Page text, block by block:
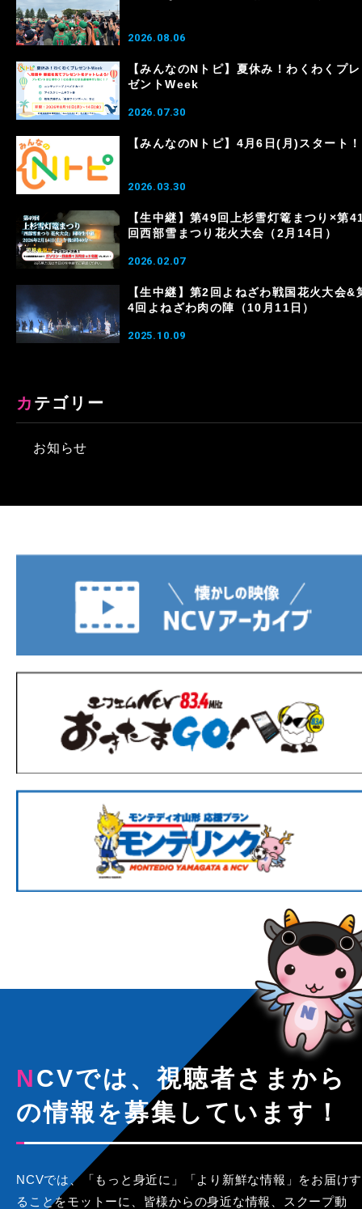
2026.08.06
【みんなのNトピ】夏休み！わくわくプレ
ゼントWeek
2026.07.30
【みんなのNトピ】4月6日(月)スタート！
2026.03.30
【生中継】第49回上杉雪灯篭まつり×第
回西部雪まつり花火大会（2月14日）
2026.02.07
【生中継】第2回よねざわ戦国花火大会&
4回よねざわ肉の陣（10月11日）
2025.10.09
カテゴリー
お知らせ
NCVでは、視聴者さまから
の情報を募集しています！
NCVでは、「もっと身近に」「より新鮮な情報」をお届けす
ることをモットーに、皆様からの身近な情報、スクープ動